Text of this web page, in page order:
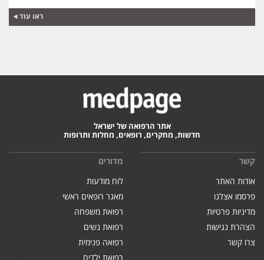
ראו עוד
אתר הרפואה של ישראל
חדשות, מחקרים, רופאים, מחלות ותרופות
קשר
אודות האתר
פרסמו אצלנו
מדיניות פרטיות
הצהרת נגישות
צרו קשר
מדורים
לוח מודעות
מאגר רופאים ראשי
רפואת משפחה
רפואת נשים
רפואה פנימית
רפואת ילדים